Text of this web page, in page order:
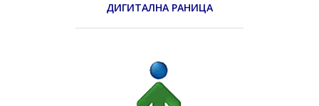
ДИГИТАЛНА РАНИЦА